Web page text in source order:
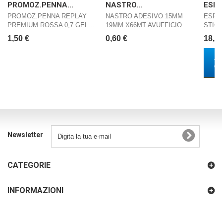
PROMOZ.PENNA...
PROMOZ.PENNA REPLAY
PREMIUM ROSSA 0,7 GEL...
1,50 €
NASTRO...
NASTRO ADESIVO 15MM
19MM X66MT AVUFFICIO
0,60 €
Newsletter
CATEGORIE
INFORMAZIONI